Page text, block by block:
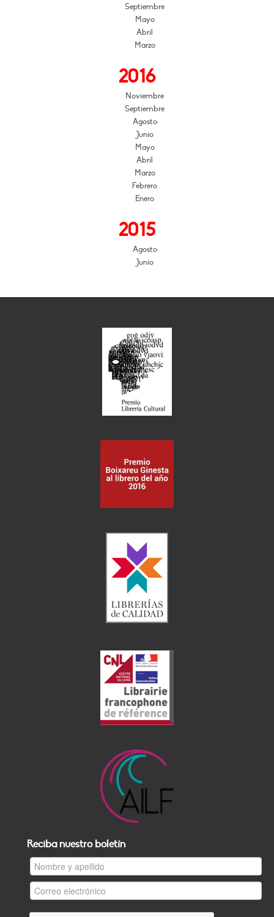
Septiembre
Mayo
Abril
Marzo
2016
Noviembre
Septiembre
Agosto
Junio
Mayo
Abril
Marzo
Febrero
Enero
2015
Agosto
Junio
Reciba nuestro boletín